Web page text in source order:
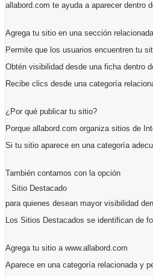
allabord.com te ayuda a aparecer dentro
Agrega tu sitio en una sección
Permite que los usuarios encuentren tu
Obtén visibilidad desde una ficha dentro
Recibe clics desde una categoría
¿Por qué publicar tu sitio?
Porque allabord.com organiza sitios de
Si tu sitio aparece en una categoría
También contamos con la opción
Sitio Destacado
para quienes desean mayor visibilidad
Los Sitios Destacados se identifican de
Agrega tu sitio a www.allabord.com
Aparece en una categoría relacionada y